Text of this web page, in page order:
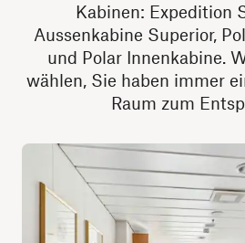
Kabinen: Expedition
Aussenkabine Superior,
und Polar Innenkabine.
wählen, Sie haben immer
Raum zum